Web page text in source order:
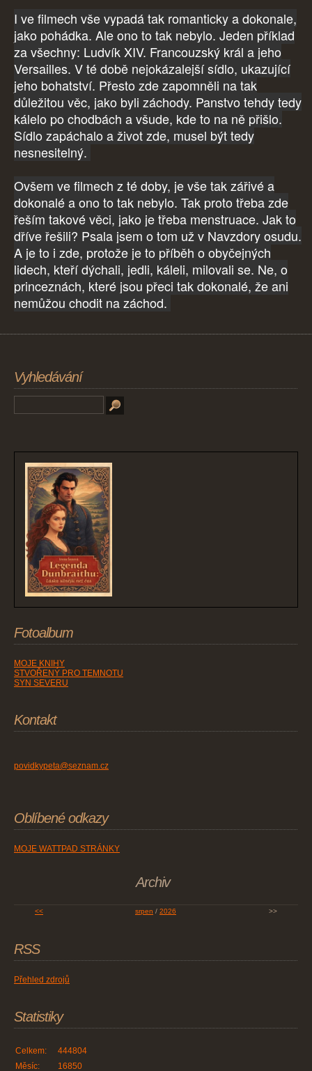
I ve filmech vše vypadá tak romanticky a dokonale,
jako pohádka. Ale ono to tak nebylo. Jeden příklad
za všechny: Ludvík XIV. Francouzský král a jeho
Versailles. V té době nejokázalejší sídlo, ukazující
jeho bohatství. Přesto zde zapomněli na tak
důležitou věc, jako byli záchody. Panstvo tehdy tedy
kálelo po chodbách a všude, kde to na ně přišlo.
Sídlo zapáchalo a život zde, musel být tedy
nesnesitelný.
Ovšem ve filmech z té doby, je vše tak zářivé a
dokonalé a ono to tak nebylo. Tak proto třeba zde
řeším takové věci, jako je třeba menstruace. Jak to
dříve řešili? Psala jsem o tom už v Navzdory osudu.
A je to i zde, protože je to příběh o obyčejných
lidech, kteří dýchali, jedli, káleli, milovali se. Ne, o
princeznách, které jsou přeci tak dokonalé, že ani
nemůžou chodit na záchod.
Vyhledávání
Fotoalbum
MOJE KNIHY
STVOŘENÝ PRO TEMNOTU
SYN SEVERU
Kontakt
povidkypeta@seznam.cz
Oblíbené odkazy
MOJE WATTPAD STRÁNKY
Archiv
<< srpen / 2026 >>
RSS
Přehled zdrojů
Statistiky
Celkem:
444804
Měsíc:
16850